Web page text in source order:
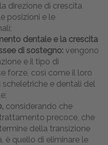
direzione di crescita
posizioni e le
dentale e la crescita
di sostegno: vengono
e il tipo di
forze, così come il loro
e dentali del
considerando che
precoce, che
della transizione
è quello di eliminare le